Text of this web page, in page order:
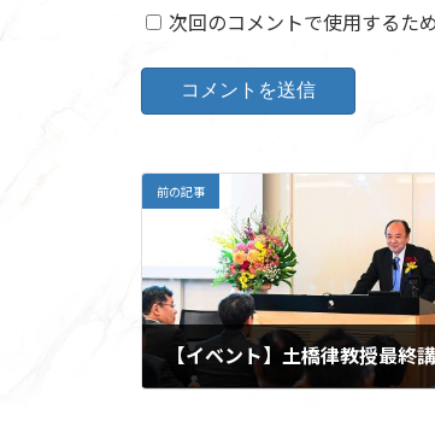
次回のコメントで使用するた
前の記事